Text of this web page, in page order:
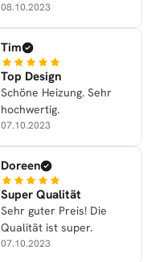
08.10.2023
Tim
Top Design
Schöne Heizung. Sehr
hochwertig.
07.10.2023
Doreen
Super Qualität
Sehr guter Preis! Die
Qualität ist super.
07.10.2023